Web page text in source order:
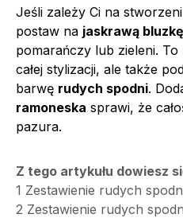
Jeśli zależy Ci na
postaw na jaskrawą bluzkę
pomarańczy lub zieleni.
całej stylizacji, ale także
barwę rudych spodni.
ramoneska sprawi, że
pazura.
Z tego artykułu dowiesz
1 Zestawienie rudych
2 Zestawienie rudych